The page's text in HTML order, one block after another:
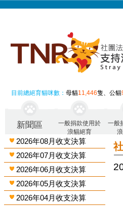
目前總絕育貓咪數：母貓11,446隻、公貓
新聞區
一般捐款使用於
浪貓絕育
一般
2026年08月收支決算
2026年07月收支決算
2026年06月收支決算
2026年05月收支決算
2026年04月收支決算